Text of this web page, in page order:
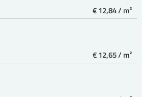
€ 12,84 / m²
€ 12,65 / m²